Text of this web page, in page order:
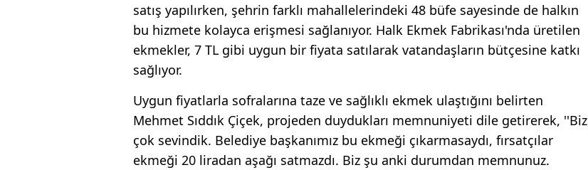
satış yapılırken, şehrin farklı mahallelerindeki 48 büfe sayesinde de halkın
bu hizmete kolayca erişmesi sağlanıyor. Halk Ekmek Fabrikası'nda üretilen
ekmekler, 7 TL gibi uygun bir fiyata satılarak vatandaşların bütçesine katkı
sağlıyor.
Uygun fiyatlarla sofralarına taze ve sağlıklı ekmek ulaştığını belirten
Mehmet Sıddık Çiçek, projeden duydukları memnuniyeti dile getirerek, ''Biz
çok sevindik. Belediye başkanımız bu ekmeği çıkarmasaydı, fırsatçılar
ekmeği 20 liradan aşağı satmazdı. Biz şu anki durumdan memnunuz.